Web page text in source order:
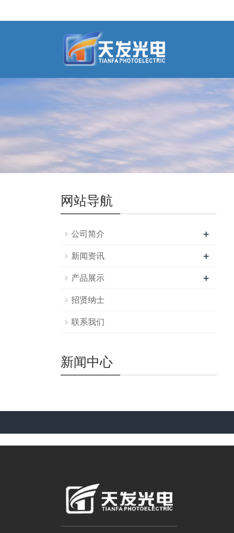
网站导航
公司简介 +
新闻资讯 +
产品展示 +
招贤纳士
联系我们
新闻中心